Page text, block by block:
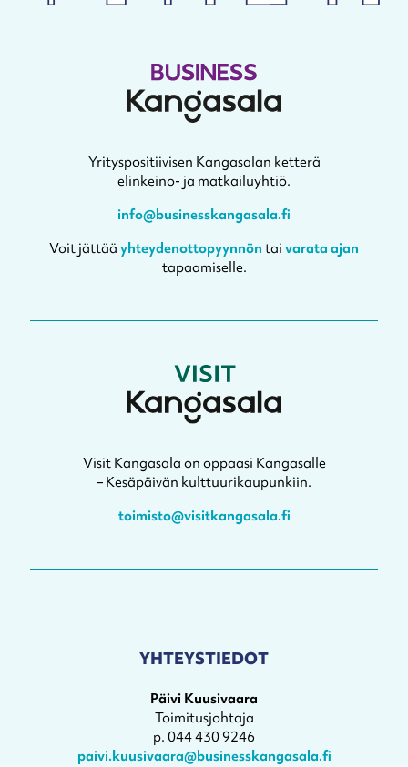
Yrityspositiivisen Kangasalan ketterä
elinkeino- ja matkailuyhtiö.
info@businesskangasala.fi
Voit jättääyhteydenottopyynnöntaivarata ajan
tapaamiselle.
Visit Kangasala on oppaasi Kangasalle
– Kesäpäivän kulttuurikaupunkiin.
toimisto@visitkangasala.fi
YHTEYSTIEDOT
Päivi Kuusivaara
Toimitusjohtaja
p. 044 430 9246
paivi.kuusivaara@businesskangasala.fi